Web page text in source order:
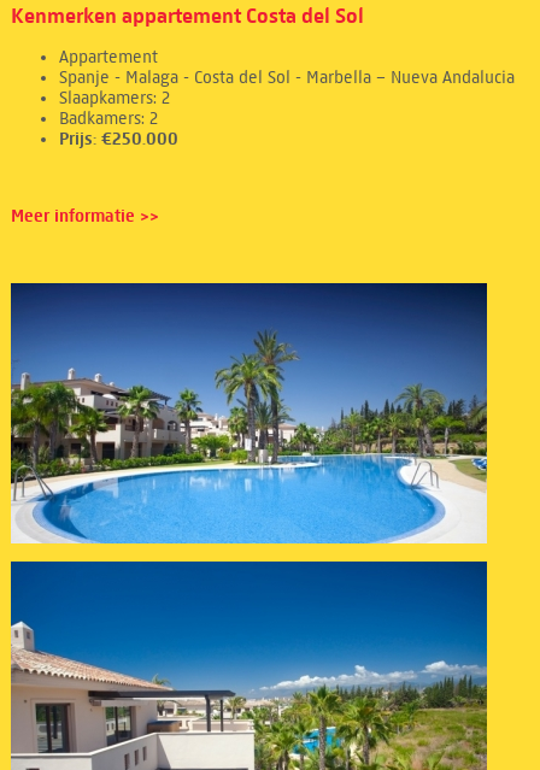
Kenmerken appartement Costa del Sol
Appartement
Spanje - Malaga - Costa del Sol - Marbella – Nueva Andalucia
Slaapkamers: 2
Badkamers: 2
Prijs: €250.000
Meer informatie >>